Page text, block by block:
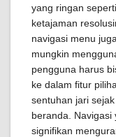
yang ringan
ketajaman
navigasi menu
mungkin
pengguna harus
ke dalam fitur
sentuhan jari
beranda. Navigasi
signifikan